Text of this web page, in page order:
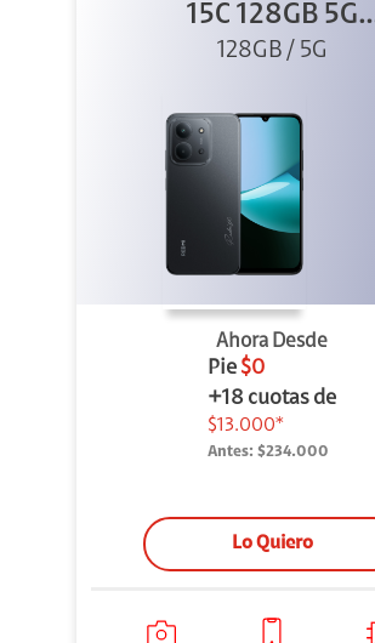
15C 128GB 5G
Negro
128GB / 5G
Ahora Desde
Pie $0
+18 cuotas de
$13.000*
Antes: $234.000
Lo Quiero